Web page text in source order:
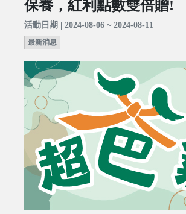
保養，紅利點數雙倍贈!
活動日期 | 2024-08-06 ~ 2024-08-11
最新消息